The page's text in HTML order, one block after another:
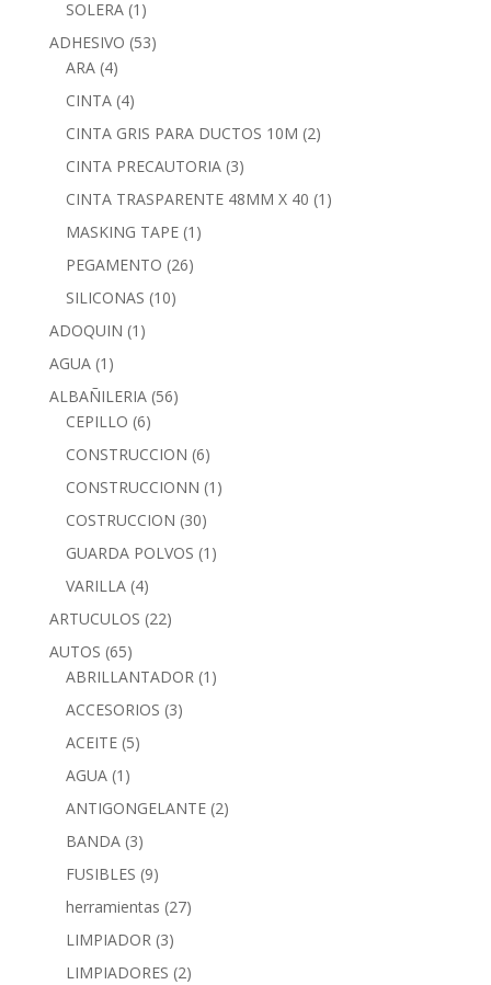
SOLERA (1)
ADHESIVO (53)
ARA (4)
CINTA (4)
CINTA GRIS PARA DUCTOS 10M (2)
CINTA PRECAUTORIA (3)
CINTA TRASPARENTE 48MM X 40 (1)
MASKING TAPE (1)
PEGAMENTO (26)
SILICONAS (10)
ADOQUIN (1)
AGUA (1)
ALBAÑILERIA (56)
CEPILLO (6)
CONSTRUCCION (6)
CONSTRUCCIONN (1)
COSTRUCCION (30)
GUARDA POLVOS (1)
VARILLA (4)
ARTUCULOS (22)
AUTOS (65)
ABRILLANTADOR (1)
ACCESORIOS (3)
ACEITE (5)
AGUA (1)
ANTIGONGELANTE (2)
BANDA (3)
FUSIBLES (9)
herramientas (27)
LIMPIADOR (3)
LIMPIADORES (2)